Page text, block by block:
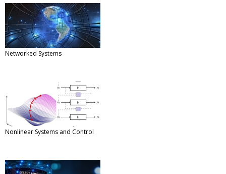
Networked Systems
Nonlinear Systems and Control